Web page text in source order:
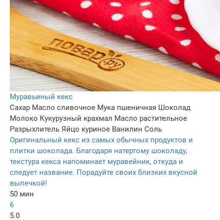
Муравьиный кекс
Сахар Масло сливочное Мука пшеничная Шоколад
Молоко Кукурузный крахмал Масло растительное
Разрыхлитель Яйцо куриное Ванилин Соль
Оригинальный кекс из самых обычных продуктов и
плитки шоколада. Благодаря натертому шоколаду,
текстура кекса напоминает муравейник, откуда и
следует название. Порадуйте своих близких вкусной
выпечкой!
50 мин
6
5.0